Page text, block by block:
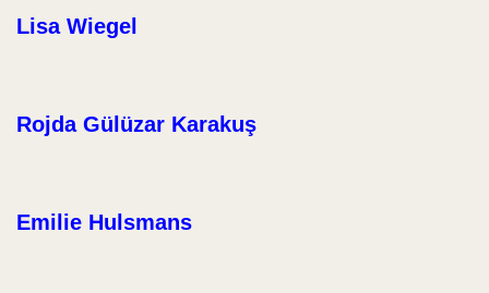
Lisa Wiegel
Rojda Gülüzar Karakuş
Emilie Hulsmans